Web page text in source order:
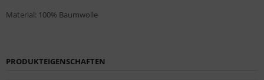
Material: 100% Baumwolle
PRODUKTEIGENSCHAFTEN